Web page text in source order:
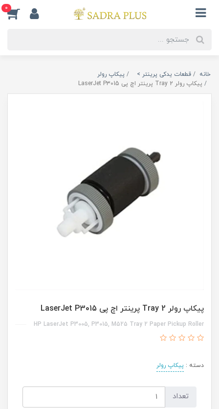
0
خانه قطعات یدکی پرینتر >
پیکاپ رولر
پیکاپ رولر Tray 2 پرینتر اچ پی LaserJet P3015
پیکاپ رولر Tray 2 پرینتر اچ پی LaserJet P3015
HP LaserJet P3005, P3015, M525 Tray 2 Paper Pickup Roller
دسته : پیکاپ رولر
تعداد